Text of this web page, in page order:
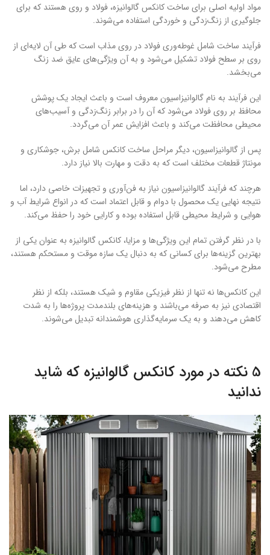
مواد اولیه اصلی برای ساخت کانکس گالوانیزه، فولاد و روی هستند که برای
جلوگیری از زنگ‌زدگی و خوردگی استفاده می‌شوند.
فرآیند ساخت شامل غوطه‌وری فولاد در روی مذاب است که طی آن لایه‌ای از
روی بر سطح فولاد تشکیل می‌شود و به آن ویژگی‌های عایق ضد زنگ
می‌بخشد.
این فرآیند به نام گالوانیزاسیون معروف است و باعث ایجاد یک پوشش
محافظ بر روی فولاد می‌شود که آن را در برابر زنگ‌زدگی و آسیب‌های
محیطی محافظت می‌کند و باعث افزایش عمر آن می‌گردد.
پس از گالوانیزاسیون، دیگر مراحل ساخت کانکس شامل برش، جوشکاری و
مونتاژ قطعات مختلف است که به دقت و مهارت بالا نیاز دارد.
هرچند که فرآیند گالوانیزاسیون نیاز به فن‌آوری و تجهیزات خاصی دارد، اما
نتیجه نهایی یک محصول با دوام و قابل اعتماد است که در انواع شرایط آب و
هوایی و شرایط محیطی قابل استفاده بوده و کارایی خود را حفظ می‌کند.
با در نظر گرفتن تمام این ویژگی‌ها و مزایا، کانکس گالوانیزه به عنوان یکی از
بهترین گزینه‌ها برای کسانی که به دنبال یک سازه موقت و مستحکم هستند،
مطرح می‌شود.
این کانکس‌ها نه تنها از نظر فیزیکی مقاوم و شیک هستند، بلکه از نظر
اقتصادی نیز به صرفه می‌باشند و هزینه‌های بلندمدت پروژه‌ها را به شدت
کاهش می‌دهند و به یک سرمایه‌گذاری هوشمندانه تبدیل می‌شوند.
5 نکته در مورد کانکس گالوانیزه که شاید
ندانید